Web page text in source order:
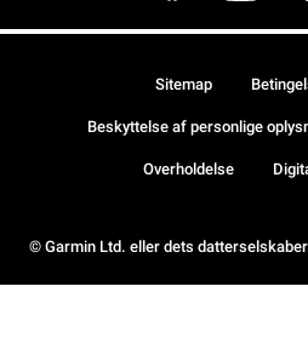
© Garmin Ltd. eller dets
Sitemap
Beskyttelse af personlige
Overholdelse